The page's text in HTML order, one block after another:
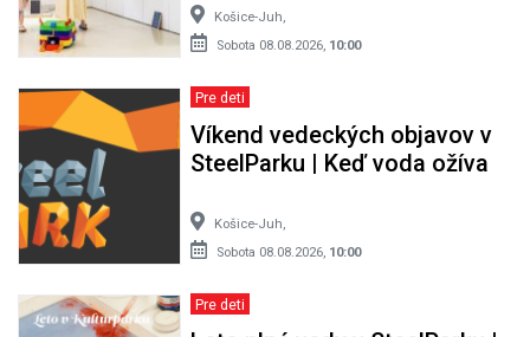
Košice-Juh,
Sobota 08.08.2026, 10:00
Pre deti
Víkend vedeckých objavov v
SteelParku | Keď voda ožíva
Košice-Juh,
Sobota 08.08.2026, 10:00
Pre deti